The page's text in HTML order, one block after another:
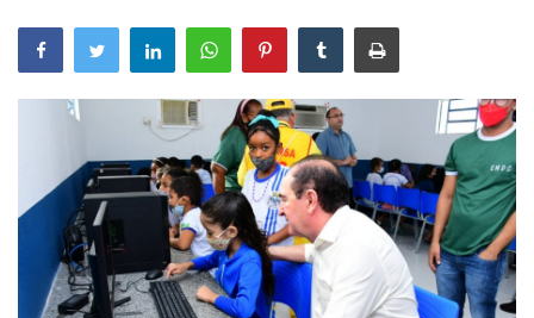
Mural de Licitações
Webmail
Contato